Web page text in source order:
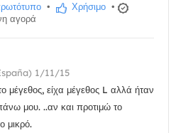
• Χρήσιμο •
αγορά
1/11/15
μέγεθος, είχα μέγεθος L αλλά ήταν
μου. ..αν και προτιμώ το
μικρό.